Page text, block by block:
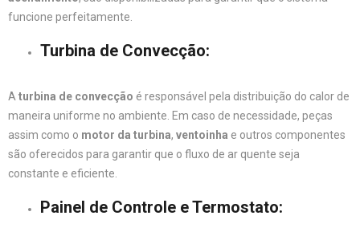
funcione perfeitamente.
Turbina de Convecção:
Aturbina de convecção é responsável pela distribuição do calor de
maneira uniforme no ambiente. Em caso de necessidade, peças
assim como o motor da turbina, ventoinha e outros componentes
são oferecidos para garantir que o fluxo de ar quente seja
constante e eficiente.
Painel de Controle e Termostato: